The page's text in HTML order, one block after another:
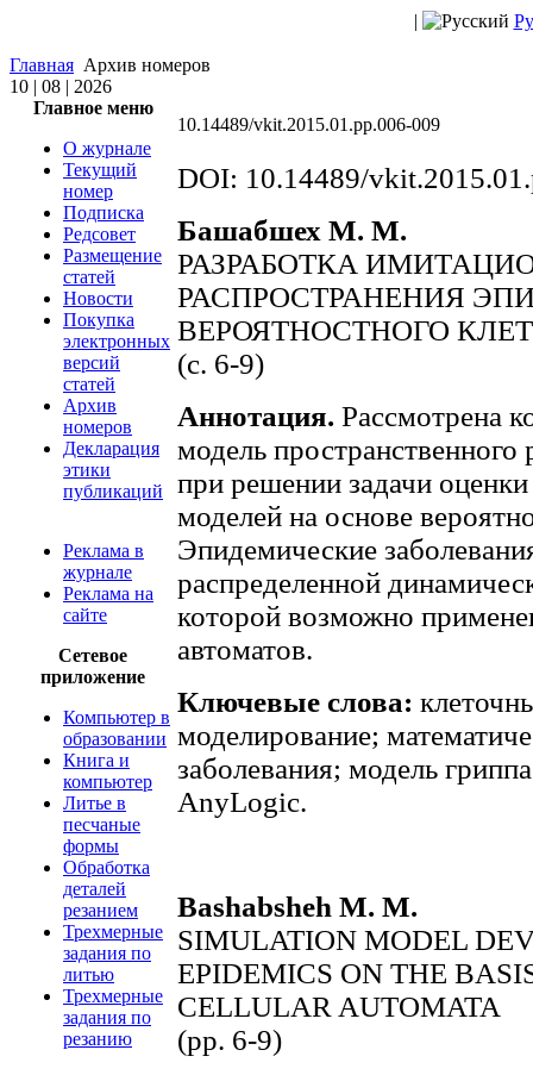
|
Главная Архив номеров
10 | 08 | 2026
Главное меню
О журнале
Текущий
номер
Подписка
Редсовет
Размещение
статей
Новости
Покупка
электронных
версий
статей
Архив
номеров
Декларация
этики
публикаций
Реклама в
журнале
Реклама на
сайте
Сетевое
приложение
Компьютер в
образовании
Книга и
компьютер
Литье в
песчаные
формы
Обработка
деталей
резанием
Трехмерные
задания по
литью
Трехмерные
задания по
резанию
10.14489/vkit.2015.01.pp.006-009
DOI: 10.14489/
Башабшех М. М.
РАЗРАБОТКА
РАСПРОСТРАНЕНИЯ
ВЕРОЯТНОСТНОГО
(с. 6-9)
Аннотация. Рассмотрена
модель
при решении задачи
моделей на основе
Эпидемические
распределенной
которой возможно
автоматов.
Ключевые слова:
моделирование;
заболевания; модель
AnyLogic.
Bashabsheh M. M.
SIMULATION MODEL
EPIDEMICS ON THE
CELLULAR AUTOMATA
(pp. 6-9)